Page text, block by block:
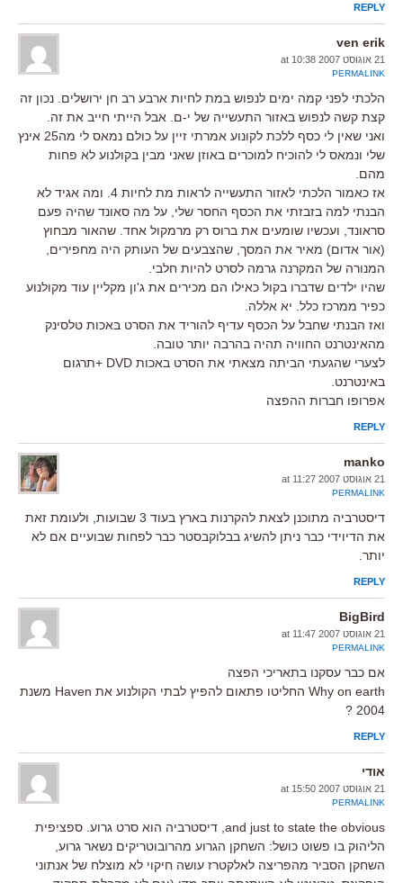
REPLY
ven erik
21 אוגוסט 2007 at 10:38
PERMALINK
הלכתי לפני קמה ימים לנפוש במת לחיות ארבע רב חן ירושלים. נכון זה
קצת קשה לנפוש באזור התעשייה של י-ם. אבל הייתי חייב את זה.
ואני שאין לי כסף ללכת לקונוע אמרתי זיין על כולם נמאס לי מה25 אינץ
שלי ונמאס לי להוכיח למוכרים באוזן שאני מבין בקולנוע לא פחות
מהם.
אז כאמור הלכתי לאזור התעשייה לראות מת לחיות 4. ומה אגיד לא
הבנתי למה בזבזתי את הכסף החסר שלי, על מה סאונד שהיה פעם
סראונד, ועכשיו שומעים את ברוס רק מרמקול אחד. שהאור מבחוץ
(אור אדום) מאיר את המסך, שהצבעים של העותק היה מחפירים,
המנורה של המקרנה גרמה לסרט להיות חלבי.
שהיו ילדים שדברו בקול כאילו הם מכירים את ג'ון מקליין עוד מקולנוע
כפיר ממרכז כלל. יא אללה.
ואז הבנתי שחבל על הכסף עדיף להוריד את הסרט באכות טלסינק
מהאינטרנט החוויה תהיה בהרבה יותר טובה.
לצערי שהגעתי הביתה מצאתי את הסרט באכות DVD +תרגום
באינטרנט.
אפרופו חברות ההפצה
REPLY
manko
21 אוגוסט 2007 at 11:27
PERMALINK
דיסטרביה מתוכנן לצאת להקרנות בארץ בעוד 3 שבועות, ולעומת זאת
את הדיוידי כבר ניתן להשיג בבלוקבסטר כבר לפחות שבועיים אם לא
יותר.
REPLY
BigBird
21 אוגוסט 2007 at 11:47
PERMALINK
אם כבר עסקנו בתאריכי הפצה
Why on earth החליטו פתאום להפיץ לבתי הקולנוע את Haven משנת
2004 ?
REPLY
אודי
21 אוגוסט 2007 at 15:50
PERMALINK
and just to state the obvious, דיסטרביה הוא סרט גרוע. ספציפית
הליהוק בו פשוט כושל: השחקן הגרוע מהרובוטריקים נשאר גרוע,
השחקן הסביר מהפריצה לאלקטרז עושה חיקוי לא מוצלח של אנתוני